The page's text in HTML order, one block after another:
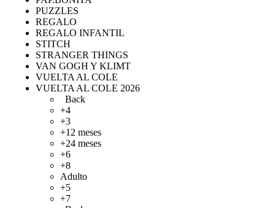
PUZZLES
REGALO
REGALO INFANTIL
STITCH
STRANGER THINGS
VAN GOGH Y KLIMT
VUELTA AL COLE
VUELTA AL COLE 2026
Back
+4
+3
+12 meses
+24 meses
+6
+8
Adulto
+5
+7